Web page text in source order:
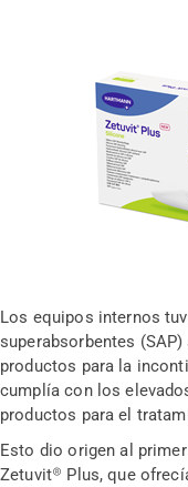
Los equipos internos
superabsorbentes
productos para la
cumplía con los
productos para el
Esto dio origen al
Zetuvit® Plus, que